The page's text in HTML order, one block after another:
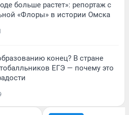
больше растет»: репортаж с
«Флоры» в истории Омска
конец? В стране
ЕГЭ — почему это